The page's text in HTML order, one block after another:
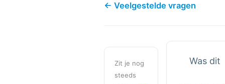
← Veelgestelde vragen
Zit je nog
steeds
Was dit